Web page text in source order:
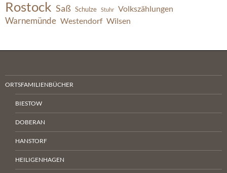
Rostock Saß Schulze Stuhr Volkszählungen
Warnemünde Westendorf Wilsen
ORTSFAMILIENBÜCHER
BIESTOW
DOBERAN
HANSTORF
HEILIGENHAGEN